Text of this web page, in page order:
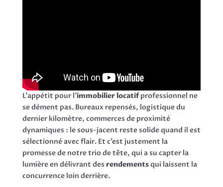
L’appétit pour l’immobilier locatifprofessionnel ne
se dément pas. Bureaux repensés, logistique du
dernier kilomètre, commerces de proximité
dynamiques : le sous-jacent reste solide quand il est
sélectionné avec flair. Et c’est justement la
promesse de notre trio de tête, qui a su capter la
lumière en délivrant des rendementsqui laissent la
concurrence loin derrière.